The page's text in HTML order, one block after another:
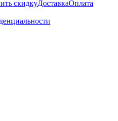
скидкуДоставкаОплата